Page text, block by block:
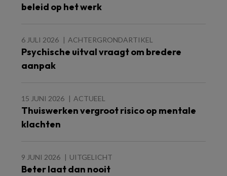
beleid op het werk
6 JULI 2026 ACHTERGRONDARTIKEL
Psychische uitval vraagt om bredere
aanpak
15 JUNI 2026 ACTUEEL
Thuiswerken vergroot risico op mentale
klachten
9 JUNI 2026 UITGELICHT
Beter laat dan nooit